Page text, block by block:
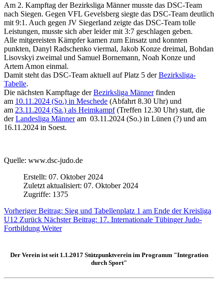
Am 2. Kampftag der Bezirksliga Männer musste das DSC-Team
nach Siegen. Gegen VFL Gevelsberg siegte das DSC-Team deutlich
mit 9:1. Auch gegen JV Siegerland zeigte das DSC-Team tolle
Leistungen, musste sich aber leider mit 3:7 geschlagen geben.
Alle mitgereisten Kämpfer kamen zum Einsatz und konnten
punkten, Danyl Radschenko viermal, Jakob Konze dreimal, Bohdan
Lisovskyi zweimal und Samuel Bornemann, Noah Konze und
Artem Amon einmal.
Damit steht das DSC-Team aktuell auf Platz 5 derBezirksliga-
Tabelle.
Die nächsten Kampftage derBezirksliga Männerfinden
am 10.11.2024 (So.) in Meschede (Abfahrt 8.30 Uhr) und
am 23.11.2024 (Sa.) als Heimkampf(Treffen 12.30 Uhr) statt, die
derLandesliga Männeram 03.11.2024 (So.) in Lünen (?) und am
16.11.2024 in Soest.
Quelle: www.dsc-judo.de
Erstellt: 07. Oktober 2024
Zuletzt aktualisiert: 07. Oktober 2024
Zugriffe: 1375
Vorheriger Beitrag: Sieg und Tabellenplatz 1 am Ende der Kreisliga
U12 Zurück Nächster Beitrag: 17. Internationale Tübinger Judo-
Fortbildung Weiter
Der Verein ist seit 1.1.2017 Stützpunktvereinim Programm "Integration
durch Sport"